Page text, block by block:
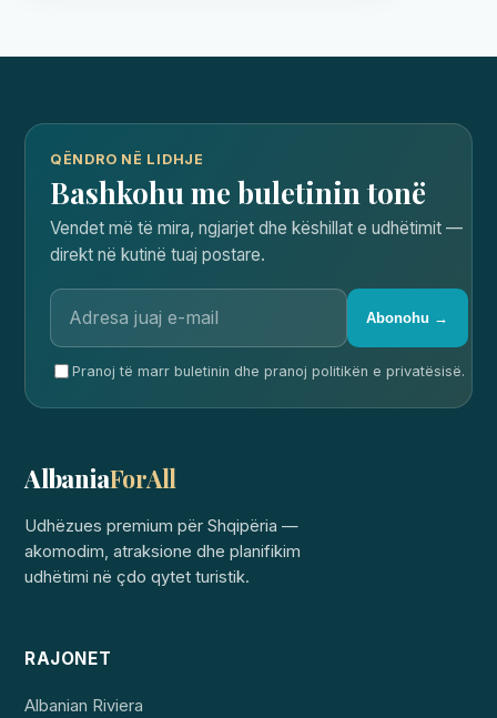
QËNDRO NË LIDHJE
Bashkohu me buletinin tonë
Vendet më të mira, ngjarjet dhe këshillat e udhëtimit —
direkt në kutinë tuaj postare.
Abonohu →
Pranoj të marr buletinin dhe pranoj politikën e privatësisë.
AlbaniaForAll
Udhëzues premium për Shqipëria —
akomodim, atraksione dhe planifikim
udhëtimi në çdo qytet turistik.
RAJONET
Albanian Riviera